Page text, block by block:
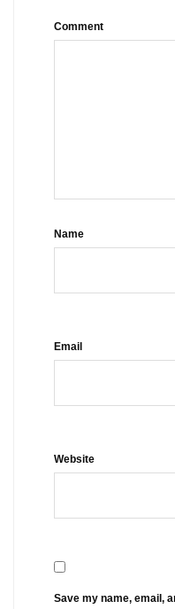
Comment
Name
Email
Website
Save my name, email,